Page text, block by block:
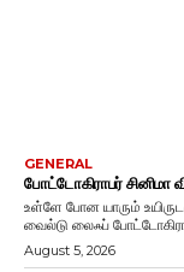
GENERAL
போட்டோகிராபர் சினிமா
உள்ளே போன யாரும்
வைல்டு லைஃப்
August 5, 2026